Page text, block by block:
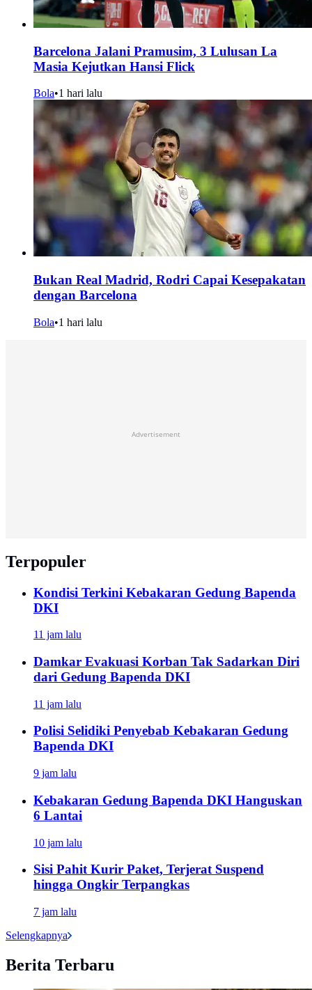
Barcelona Jalani Pramusim, 3 Lulusan La
Masia Kejutkan Hansi Flick
Bola•1 hari lalu
Bukan Real Madrid, Rodri Capai Kesepakatan
dengan Barcelona
Bola•1 hari lalu
Advertisement
Terpopuler
Kondisi Terkini Kebakaran Gedung Bapenda
DKI
11 jam lalu
Damkar Evakuasi Korban Tak Sadarkan Diri
dari Gedung Bapenda DKI
11 jam lalu
Polisi Selidiki Penyebab Kebakaran Gedung
Bapenda DKI
9 jam lalu
Kebakaran Gedung Bapenda DKI Hanguskan
6 Lantai
10 jam lalu
Sisi Pahit Kurir Paket, Terjerat Suspend
hingga Ongkir Terpangkas
7 jam lalu
Selengkapnya
Berita Terbaru